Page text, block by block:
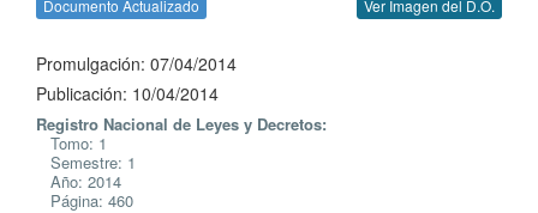
Documento Actualizado Ver Imagen del D.O.
Promulgación: 07/04/2014
Publicación: 10/04/2014
Registro Nacional de Leyes y Decretos:
Tomo: 1
Semestre: 1
Año: 2014
Página: 460